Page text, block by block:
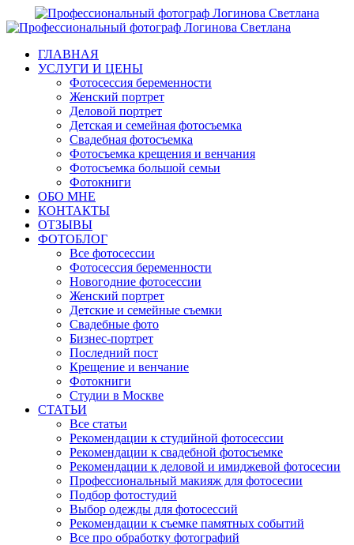
ГЛАВНАЯ
УСЛУГИ И ЦЕНЫ
Фотосессия беременности
Женский портрет
Деловой портрет
Детская и семейная фотосъемка
Свадебная фотосъемка
Фотосъемка крещения и венчания
Фотосъемка большой семьи
Фотокниги
ОБО МНЕ
КОНТАКТЫ
ОТЗЫВЫ
ФОТОБЛОГ
Все фотосессии
Фотосессия беременности
Новогодние фотосессии
Женский портрет
Детские и семейные съемки
Свадебные фото
Бизнес-портрет
Последний пост
Крещение и венчание
Фотокниги
Студии в Москве
СТАТЬИ
Все статьи
Рекомендации к студийной фотосессии
Рекомендации к свадебной фотосъемке
Рекомендации к деловой и имиджевой фотосесии
Профессиональный макияж для фотосесии
Подбор фотостудий
Выбор одежды для фотосессий
Рекомендации к съемке памятных событий
Все про обработку фотографий